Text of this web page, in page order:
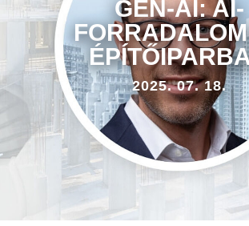
GEN-AI: AI-
2025. 07. 18.